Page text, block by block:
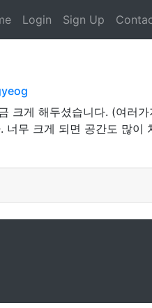
Login Sign Up
크게 해두셨습니다. (여러
무 크게 되면 공간도 많이